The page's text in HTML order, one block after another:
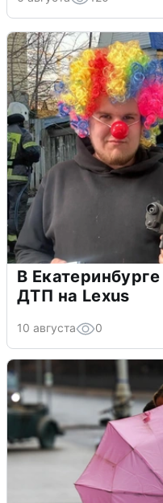
В
ДТП на Lexus
10 августа 0